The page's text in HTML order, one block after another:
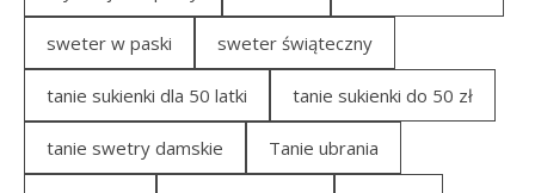
sweter w paski sweter świąteczny
tanie sukienki dla 50 latki tanie sukienki do 50 zł
tanie swetry damskie Tanie ubrania